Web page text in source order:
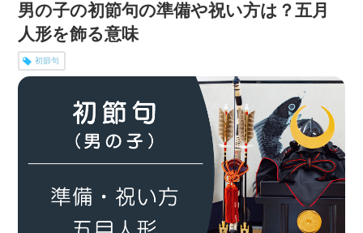
男の子の初節句の準備や祝い方は？五月
人形を飾る意味
初節句